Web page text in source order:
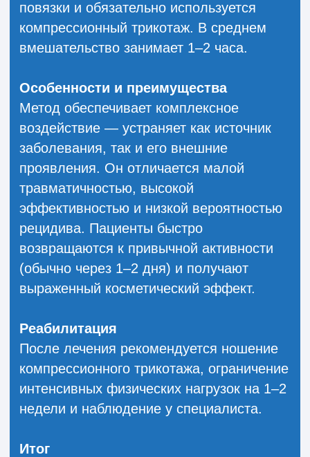
60 минут.
Преимущества
Метод характеризуется минимальной
болевыми ощущениями, низким риском
осложнений и хорошим косметическим
эффектом.
Возможные осложнения
В редких случаях могут возникать
небольшие отёки, гематомы, умеренная
болезненность в области проколов,
крайне редко — тромбозы или повторное
развитие варикоза.
Восстановление
После процедуры рекомендуется
ношение компрессионного трикотажа,
ранняя активизация (ходьба уже на
интенсивных физических нагрузок на 2–3
недели и регулярное наблюдение у
специалиста.